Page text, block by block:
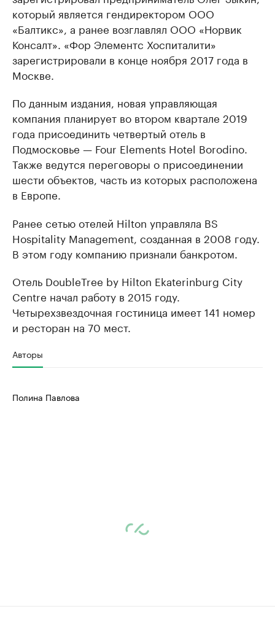
который является гендиректором ООО
«Балтикс», а ранее возглавлял ООО «Норвик
Консалт». «Фор Элементс Хоспиталити»
зарегистрировали в конце ноября 2017 года в
Москве.
По данным издания, новая управляющая
компания планирует во втором квартале 2019
года присоединить четвертый отель в
Подмосковье — Four Elements Hotel Borodino.
Также ведутся переговоры о присоединении
шести объектов, часть из которых расположена
в Европе.
Ранее сетью отелей Hilton управляла BS
Hospitality Management, созданная в 2008 году.
В этом году компанию признали банкротом.
Отель DoubleTree by Hilton Ekaterinburg City
Centre начал работу в 2015 году.
Четырехзвездочная гостиница имеет 141 номер
и ресторан на 70 мест.
Авторы
Полина Павлова